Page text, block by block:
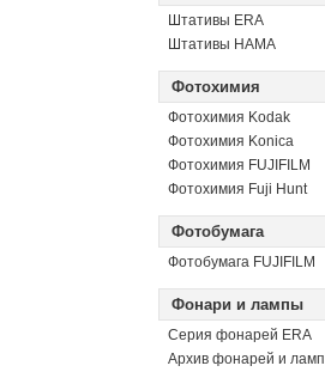
Штативы ERA
Штативы HAMA
Фотохимия
Фотохимия Kodak
Фотохимия Konica
Фотохимия FUJIFILM
Фотохимия Fuji Hunt
Фотобумага
Фотобумага FUJIFILM
Фонари и лампы
Серия фонарей ERA
Архив фонарей и ламп